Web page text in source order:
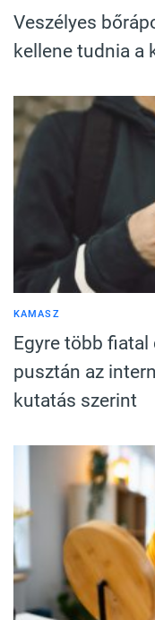
Veszélyes
kellene tudnia a
KAMASZ
Egyre több
pusztán az
kutatás szerint